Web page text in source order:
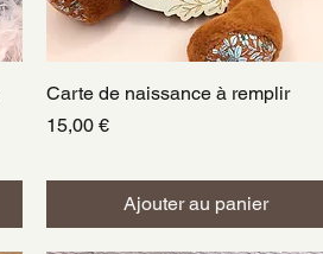
Aperçu rapide
Carte de naissance à remplir
Prix
15,00 €
Ajouter au panier